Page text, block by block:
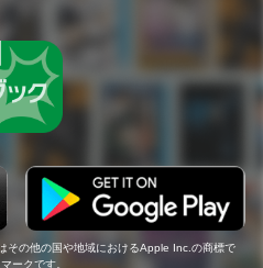
その他の国や地域におけるApple Inc.の商標で
ークです。